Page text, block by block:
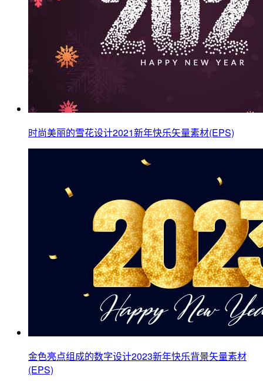
时尚美丽的雪花设计2021新年快乐矢量素材(EPS)
金色亮点组成的数字设计2023新年快乐背景矢量素材
(EPS)